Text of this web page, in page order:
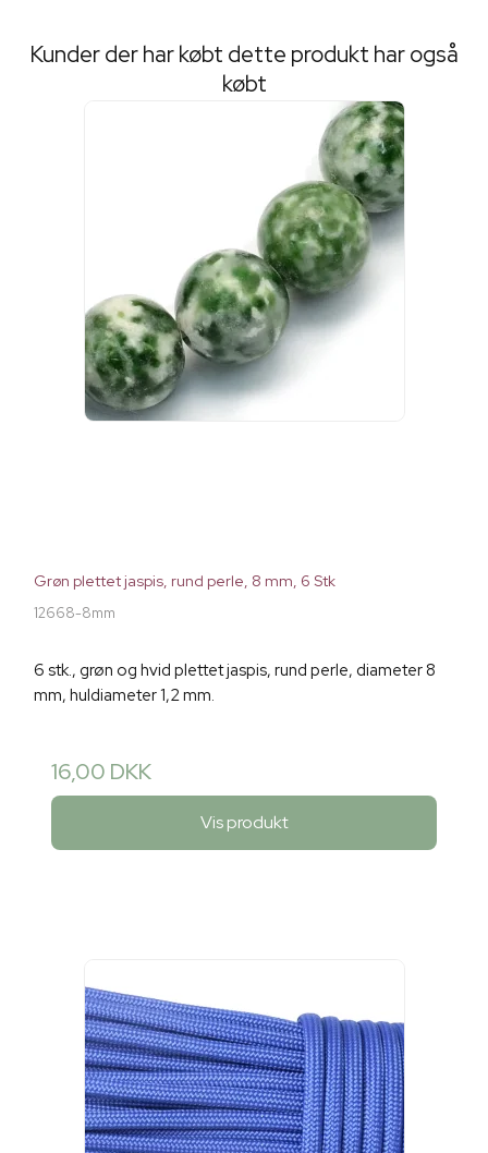
Kunder der har købt dette produkt har også
købt
Grøn plettet jaspis, rund perle, 8 mm, 6 Stk
12668-8mm
6 stk., grøn og hvid plettet jaspis, rund perle, diameter 8
mm, huldiameter 1,2 mm.
16,00 DKK
Vis produkt